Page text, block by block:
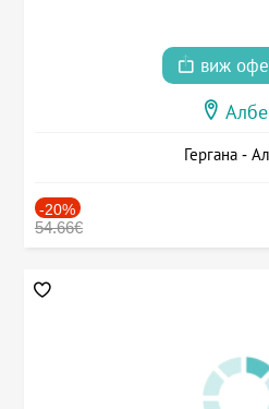
виж
Гергана -
-20%
54.66€